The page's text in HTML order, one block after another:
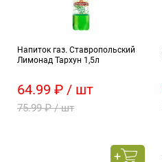
Напиток газ. Ставропольский
Лимонад Тархун 1,5л
64.99 ₽ / шт
75.99 ₽ / шт